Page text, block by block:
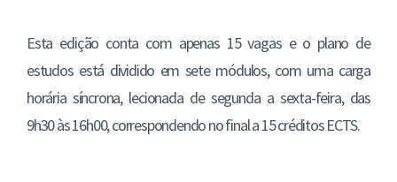
Esta edição conta com apenas 15 vagas e o plano de
estudos está dividido em sete módulos, com uma carga
horária síncrona, lecionada de segunda a sexta-feira, das
9h30 às 16h00, correspondendo no final a 15 créditos ECTS.